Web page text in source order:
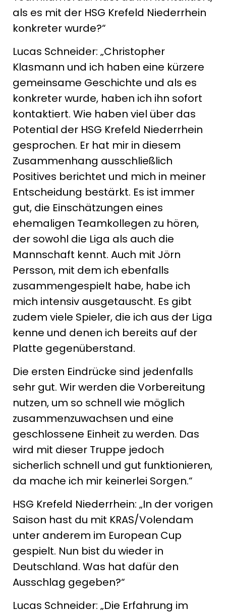
als es mit der HSG Krefeld Niederrhein
konkreter wurde?“
Lucas Schneider: „Christopher
Klasmann und ich haben eine kürzere
gemeinsame Geschichte und als es
konkreter wurde, haben ich ihn sofort
kontaktiert. Wie haben viel über das
Potential der HSG Krefeld Niederrhein
gesprochen. Er hat mir in diesem
Zusammenhang ausschließlich
Positives berichtet und mich in meiner
Entscheidung bestärkt. Es ist immer
gut, die Einschätzungen eines
ehemaligen Teamkollegen zu hören,
der sowohl die Liga als auch die
Mannschaft kennt. Auch mit Jörn
Persson, mit dem ich ebenfalls
zusammengespielt habe, habe ich
mich intensiv ausgetauscht. Es gibt
zudem viele Spieler, die ich aus der Liga
kenne und denen ich bereits auf der
Platte gegenüberstand.
Die ersten Eindrücke sind jedenfalls
sehr gut. Wir werden die Vorbereitung
nutzen, um so schnell wie möglich
zusammenzuwachsen und eine
geschlossene Einheit zu werden. Das
wird mit dieser Truppe jedoch
sicherlich schnell und gut funktionieren,
da mache ich mir keinerlei Sorgen.“
HSG Krefeld Niederrhein: „In der vorigen
Saison hast du mit KRAS/Volendam
unter anderem im European Cup
gespielt. Nun bist du wieder in
Deutschland. Was hat dafür den
Ausschlag gegeben?“
Lucas Schneider: „Die Erfahrung im